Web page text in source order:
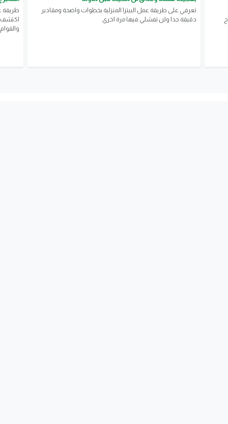
تعرفي على طريقة عمل البيتزا المنزلية بخطوات واضحة ومقادير
دقيقة جدا ولن تفشلي فيها مرة اخري
​طريقة
اكتشف